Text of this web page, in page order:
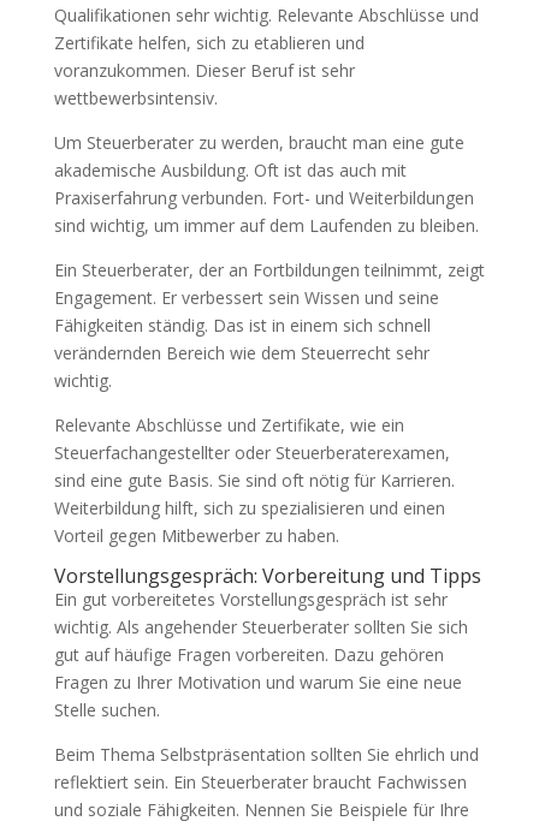
Qualifikationen sehr wichtig. Relevante Abschlüsse und
Zertifikate helfen, sich zu etablieren und
voranzukommen. Dieser Beruf ist sehr
wettbewerbsintensiv.
Um Steuerberater zu werden, braucht man eine gute
akademische Ausbildung. Oft ist das auch mit
Praxiserfahrung verbunden. Fort- und Weiterbildungen
sind wichtig, um immer auf dem Laufenden zu bleiben.
Ein Steuerberater, der an Fortbildungen teilnimmt, zeigt
Engagement. Er verbessert sein Wissen und seine
Fähigkeiten ständig. Das ist in einem sich schnell
verändernden Bereich wie dem Steuerrecht sehr
wichtig.
Relevante Abschlüsse und Zertifikate, wie ein
Steuerfachangestellter oder Steuerberaterexamen,
sind eine gute Basis. Sie sind oft nötig für Karrieren.
Weiterbildung hilft, sich zu spezialisieren und einen
Vorteil gegen Mitbewerber zu haben.
Vorstellungsgespräch: Vorbereitung und Tipps
Ein gut vorbereitetes Vorstellungsgespräch ist sehr
wichtig. Als angehender Steuerberater sollten Sie sich
gut auf häufige Fragen vorbereiten. Dazu gehören
Fragen zu Ihrer Motivation und warum Sie eine neue
Stelle suchen.
Beim Thema Selbstpräsentation sollten Sie ehrlich und
reflektiert sein. Ein Steuerberater braucht Fachwissen
und soziale Fähigkeiten. Nennen Sie Beispiele für Ihre